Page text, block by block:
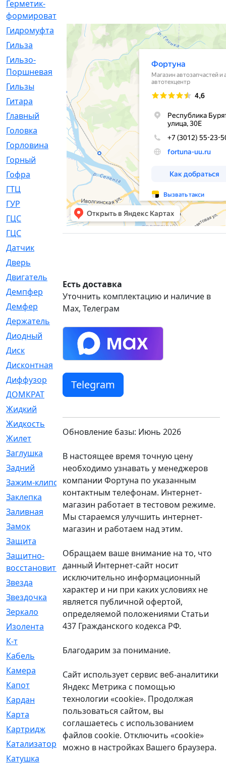
Герметик-
формирователь
Гидромуфта
[47]
Гильза
[56]
Гильзо-
Поршневая
[13]
Гильзы
[259]
Гитара
[7]
Главный
[29]
Головка
[28]
Горловина
[14]
Горный
[1]
Гофра
[86]
ГТЦ
ГУР
[34]
ГЦC
[6]
ГЦС
[74]
Датчик
Дверь
Двигатель
Демпфер
[2]
Демфер
[1]
Держатель
Диодный
[3]
Диск
[418]
Дисконтная
Диффузор
[1]
ДОМКРАТ
[1]
Жидкий
Жидкость
Жилет
[1]
Заглушка
[21]
Задний
[528]
Зажим-клипса
[1]
Заклепка
[1]
Заливная
[4]
Замок
[12]
Защита
Защитно-
восстановительный
[4]
Звезда
[1]
Звездочка
[5]
Зеркало
[369]
Изолента
[1]
К-т
Кабель
[50]
Камера
[4]
Капот
[144]
Кардан
[131]
Карта
[2]
Картридж
[250]
Катализатор
[1]
Катушка
Есть доставка
Уточнить комплектацию и наличие в
Max, Телеграм
Telegram
Обновление базы: Июнь 2026
В настоящее время точную цену
необходимо узнавать у менеджеров
компании Фортуна по указанным
контактным телефонам. Интернет-
магазин работает в тестовом режиме.
Мы стараемся улучшить интернет-
магазин и работаем над этим.
Обращаем ваше внимание на то, что
данный Интернет-сайт носит
исключительно информационный
характер и ни при каких условиях не
является публичной офертой,
определяемой положениями Статьи
437 Гражданского кодекса РФ.
Благодарим за понимание.
Сайт использует сервис веб-аналитики
Яндекс Метрика с помощью
технологии «cookie». Продолжая
пользоваться сайтом, вы
соглашаетесь с использованием
файлов cookie. Отключить «cookie»
можно в настройках Вашего браузера.